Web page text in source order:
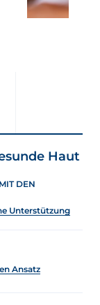
Haut
DEN
Unterstützung
Ansatz